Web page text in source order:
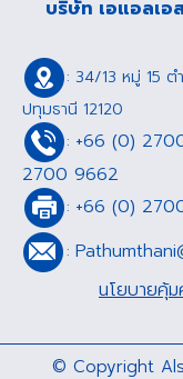
บริษัท เอแอลเอ
: 34/13 หมู่ 15
ปทุมธานี 12120
: +66 (0)
2700 9662
: +66 (0)
:
นโยบายคุ้
© Copyright